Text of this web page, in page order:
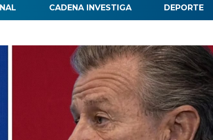
CADENA INVESTIGA DEPORTE